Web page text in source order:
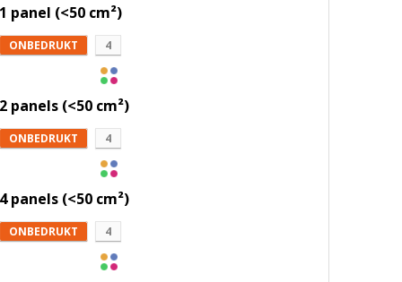
1 panel (<50 cm²)
ONBEDRUKT 4
2 panels (<50 cm²)
ONBEDRUKT 4
4 panels (<50 cm²)
ONBEDRUKT 4